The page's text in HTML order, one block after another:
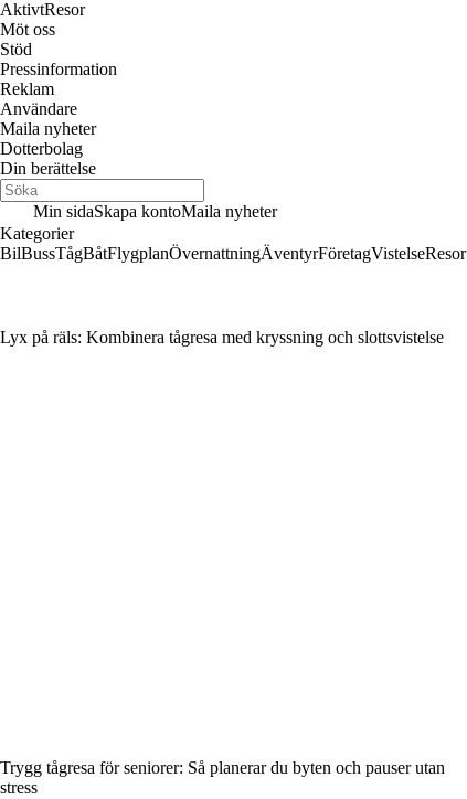
AktivtResor
Möt oss
Stöd
Pressinformation
Reklam
Användare
Maila nyheter
Dotterbolag
Din berättelse
Min sidaSkapa kontoMaila nyheter
Kategorier
BilBussTågBåtFlygplanÖvernattningÄventyrFöretagVistelseResor
Lyx på räls: Kombinera tågresa med kryssning och slottsvistelse
Trygg tågresa för seniorer: Så planerar du byten och pauser utan
stress